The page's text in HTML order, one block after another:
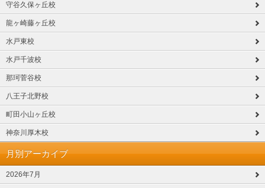
守谷久保ヶ丘校
龍ヶ崎藤ヶ丘校
水戸東校
水戸千波校
那珂菅谷校
八王子北野校
町田小山ヶ丘校
神奈川厚木校
月別アーカイブ
2026年7月